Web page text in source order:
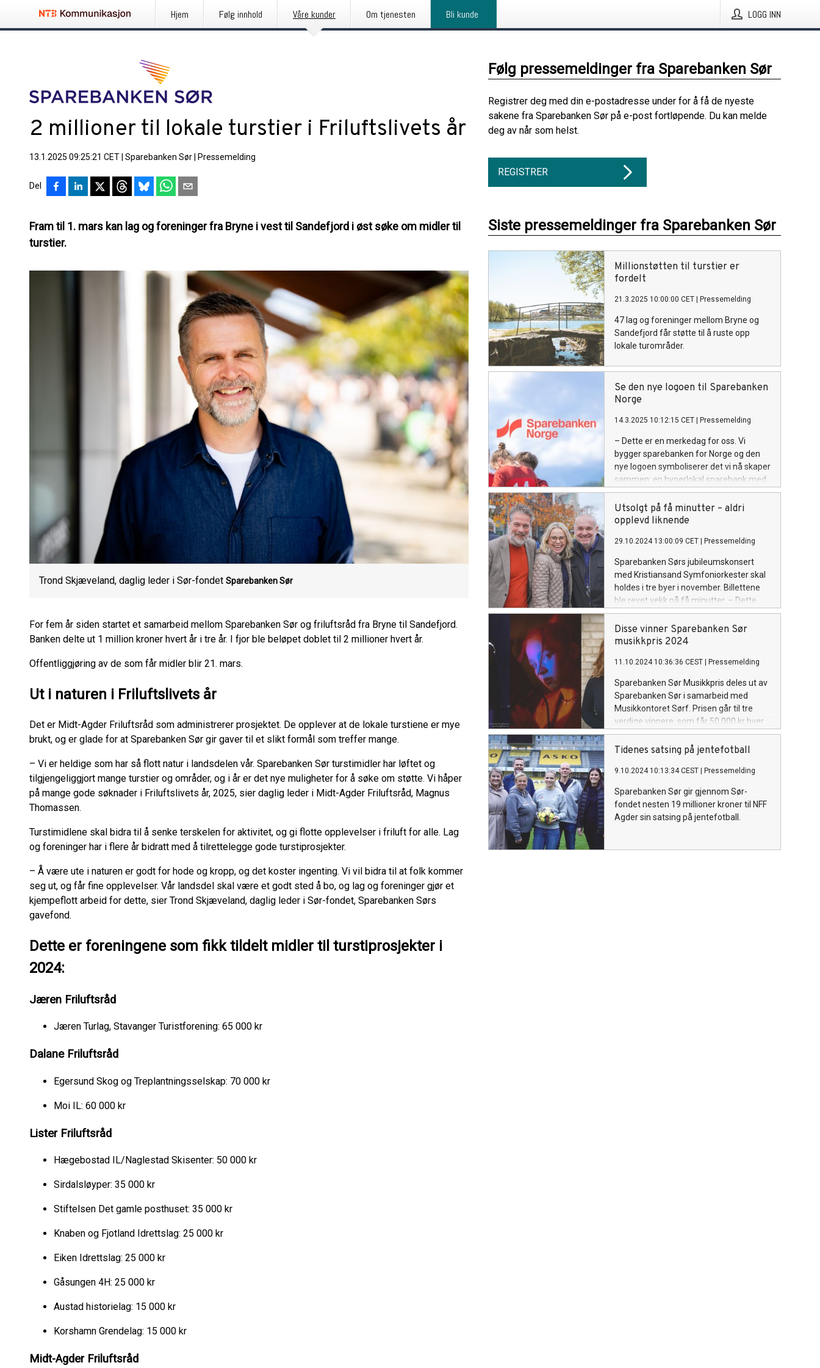
Hjem Følg innhold Våre kunder Om tjenesten Bli kunde LOGG INN
2 millioner til lokale turstier i Friluftslivets år
13.1.2025 09:25:21 CET Sparebanken Sør Pressemelding
Del
Fram til 1. mars kan lag og foreninger fra Bryne i vest til Sandefjord i øst søke om midler til
turstier.
Trond Skjæveland, daglig leder i Sør-fondet Sparebanken Sør
For fem år siden startet et samarbeid mellom Sparebanken Sør og friluftsråd fra Bryne til Sandefjord.
Banken delte ut 1 million kroner hvert år i tre år. I fjor ble beløpet doblet til 2 millioner hvert år.
Offentliggjøring av de som får midler blir 21. mars.
Ut i naturen i Friluftslivets år
Det er Midt-Agder Friluftsråd som administrerer prosjektet. De opplever at de lokale turstiene er mye
brukt, og er glade for at Sparebanken Sør gir gaver til et slikt formål som treffer mange.
– Vi er heldige som har så flott natur i landsdelen vår. Sparebanken Sør turstimidler har løftet og
tilgjengeliggjort mange turstier og områder, og i år er det nye muligheter for å søke om støtte. Vi håper
på mange gode søknader i Friluftslivets år, 2025, sier daglig leder i Midt-Agder Friluftsråd, Magnus
Thomassen.
Turstimidlene skal bidra til å senke terskelen for aktivitet, og gi flotte opplevelser i friluft for alle. Lag
og foreninger har i flere år bidratt med å tilrettelegge gode turstiprosjekter.
– Å være ute i naturen er godt for hode og kropp, og det koster ingenting. Vi vil bidra til at folk kommer
seg ut, og får fine opplevelser. Vår landsdel skal være et godt sted å bo, og lag og foreninger gjør et
kjempeflott arbeid for dette, sier Trond Skjæveland, daglig leder i Sør-fondet, Sparebanken Sørs
gavefond.
Dette er foreningene som fikk tildelt midler til turstiprosjekter i
2024:
Jæren Friluftsråd
Jæren Turlag, Stavanger Turistforening: 65 000 kr
Dalane Friluftsråd
Egersund Skog og Treplantningsselskap: 70 000 kr
Moi IL: 60 000 kr
Lister Friluftsråd
Hægebostad IL/Naglestad Skisenter: 50 000 kr
Sirdalsløyper: 35 000 kr
Stiftelsen Det gamle posthuset: 35 000 kr
Knaben og Fjotland Idrettslag: 25 000 kr
Eiken Idrettslag: 25 000 kr
Gåsungen 4H: 25 000 kr
Austad historielag: 15 000 kr
Korshamn Grendelag: 15 000 kr
Midt-Agder Friluftsråd
Følg pressemeldinger fra Sparebanken Sør
Registrer deg med din e-postadresse under for å få de nyeste
sakene fra Sparebanken Sør på e-post fortløpende. Du kan melde
deg av når som helst.
REGISTRER
Siste pressemeldinger fra Sparebanken Sør
Millionstøtten til turstier er
fordelt
21.3.2025 10:00:00 CET Pressemelding
47 lag og foreninger mellom Bryne og
Sandefjord får støtte til å ruste opp
lokale turområder.
Se den nye logoen til Sparebanken
Norge
14.3.2025 10:12:15 CET Pressemelding
– Dette er en merkedag for oss. Vi
bygger sparebanken for Norge og den
nye logoen symboliserer det vi nå skaper
sammen: en hyperlokal sparebank med
nasjonal kraft, sier Jan Erik Kjerpeseth,
som blir konsernsjef i Sparebanken
Norge.
Utsolgt på få minutter – aldri
opplevd liknende
29.10.2024 13:00:09 CET Pressemelding
Sparebanken Sørs jubileumskonsert
med Kristiansand Symfoniorkester skal
holdes i tre byer i november. Billettene
ble revet vekk på få minutter. – Dette
må være ny rekord, sier Rita Torvik,
ansvarlig for konsertene i Sparebanken
Sør i samarbeid med Kilden.
Disse vinner Sparebanken Sør
musikkpris 2024
11.10.2024 10:36:36 CEST Pressemelding
Sparebanken Sør Musikkpris deles ut av
Sparebanken Sør i samarbeid med
Musikkontoret Sørf. Prisen går til tre
verdige vinnere, som får 50.000 kr hver.
Tidenes satsing på jentefotball
9.10.2024 10:13:34 CEST Pressemelding
Sparebanken Sør gir gjennom Sør-
fondet nesten 19 millioner kroner til NFF
Agder sin satsing på jentefotball.